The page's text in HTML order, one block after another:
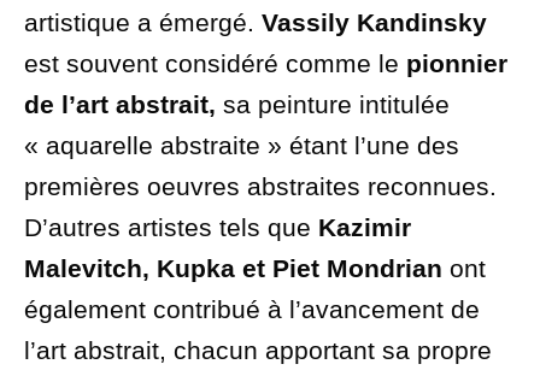
artistique a émergé. Vassily Kandinsky
est souvent considéré comme le pionnier
de l’art abstrait, sa peinture intitulée
« aquarelle abstraite » étant l’une des
premières oeuvres abstraites reconnues.
D’autres artistes tels que Kazimir
Malevitch, Kupka et Piet Mondrian ont
également contribué à l’avancement de
l’art abstrait, chacun apportant sa propre